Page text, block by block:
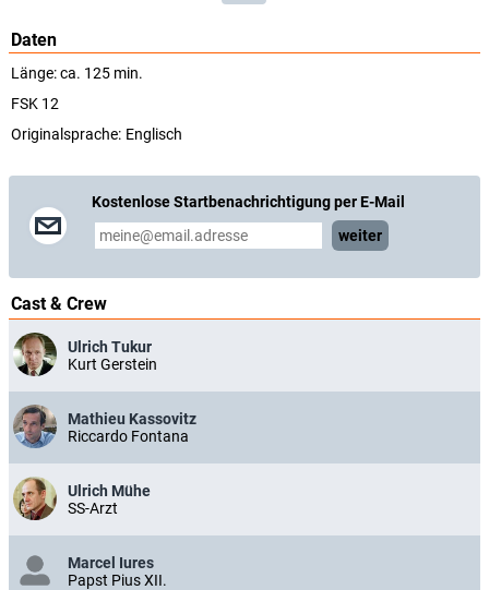
Daten
Länge: ca. 125 min.
FSK 12
Originalsprache: Englisch
Kostenlose Startbenachrichtigung per E-Mail
weiter
Cast & Crew
Ulrich Tukur
Kurt Gerstein
Mathieu Kassovitz
Riccardo Fontana
Ulrich Mühe
SS-Arzt
Marcel Iures
Papst Pius XII.